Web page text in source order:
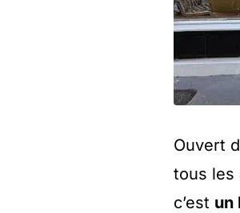
Ouvert
tous les
c’est un